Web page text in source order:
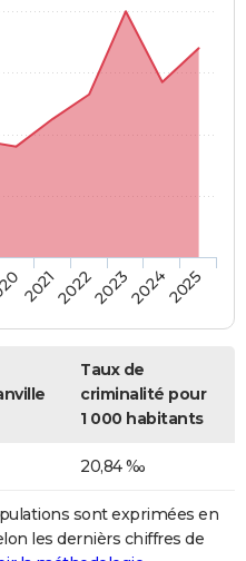
20212022202320242025
Taux de
criminalité pour
1 000 habitants
20,84 ‰
sont exprimées en
les dernièrs chiffres de